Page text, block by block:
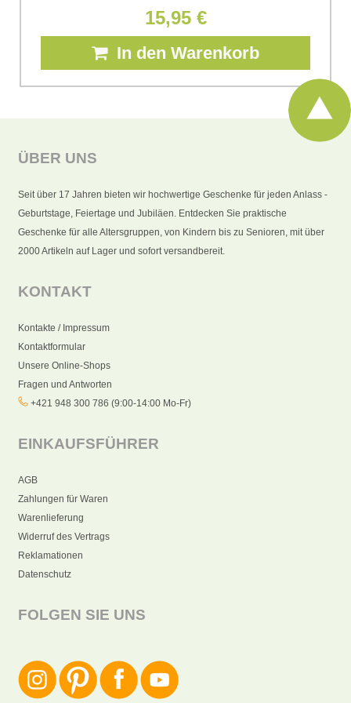
15,95 €
In den Warenkorb
ÜBER UNS
Seit über 17 Jahren bieten wir hochwertige Geschenke für jeden Anlass -
Geburtstage, Feiertage und Jubiläen. Entdecken Sie praktische
Geschenke für alle Altersgruppen, von Kindern bis zu Senioren, mit über
2000 Artikeln auf Lager und sofort versandbereit.
KONTAKT
Kontakte / Impressum
Kontaktformular
Unsere Online-Shops
Fragen und Antworten
+421 948 300 786 (9:00-14:00 Mo-Fr)
EINKAUFSFÜHRER
AGB
Zahlungen für Waren
Warenlieferung
Widerruf des Vertrags
Reklamationen
Datenschutz
FOLGEN SIE UNS